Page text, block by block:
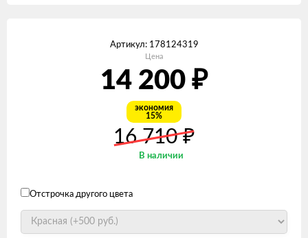
Артикул: 178124319
Цена
14 200 ₽
экономия
15%
16 710₽
В наличии
Отстрочка другого цвета